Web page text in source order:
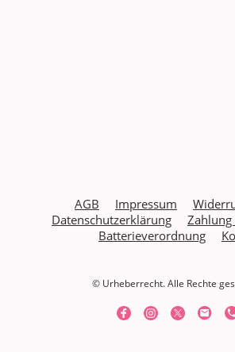
AGB Impressum
Datenschutzerklärung
Zahlung
Batterieverordnung
© Urheberrecht. Alle Rechte